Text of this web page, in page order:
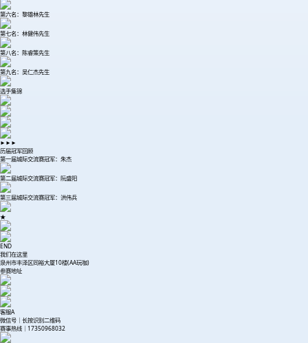
第六名：黎雄林先生
第七名：林健伟先生
第八名：陈睿策先生
第九名：吴仁杰先生
选手集锦
►►►
历届冠军回顾
第一届城际交流赛冠军：朱杰
第二届城际交流赛冠军：阮盛阳
第三届城际交流赛冠军：洪伟兵
★
END
我们在这里
泉州市丰泽区同裕大厦10楼(AA玩咖)
参赛地址
客服A
微信号｜长按识别二维码
赛事热线｜17350968032